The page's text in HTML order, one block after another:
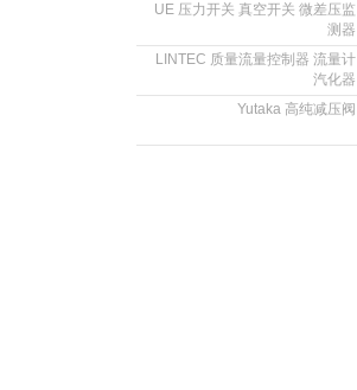
UE 压力开关 真空开关 微差压监
测器
LINTEC 质量流量控制器 流量计
汽化器
Yutaka 高纯减压阀